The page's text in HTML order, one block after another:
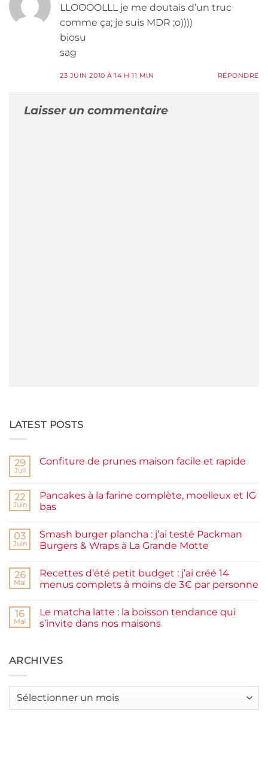
LLOOOOLLL je me doutais d’un truc
comme ça; je suis MDR ;o))))
biosu
sag
23 JUIN 2010 À 14 H 11 MIN RÉPONDRE
Laisser un commentaire
LATEST POSTS
29
Juil
Confiture de prunes maison facile et rapide
Confiture
de
prunes
et
rapide
22
Juin
Pancakes à la farine complète, moelleux et IG
bas
sur
Pancakes
à
complète,
moelleux
et
03
Juin
Smash burger plancha : j’ai testé Packman
Burgers & Wraps à La Grande Motte
sur
Smash
burger
testé
Packman
Burgers &
Grande
Motte
26
Mai
Recettes d’été petit budget : j’ai créé 14
menus complets à moins de 3€ par personne
sur
Recettes
d’été
j’ai
créé
à
16
Mai
Le matcha latte : la boisson tendance qui
s’invite dans nos maisons
Le
matcha
boisson
ARCHIVES
Archives